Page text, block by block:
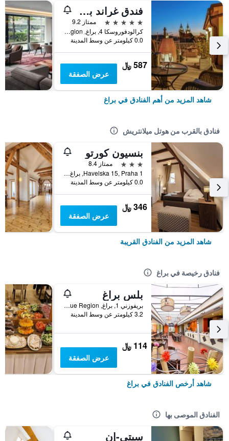
فندق غراند بوهيميا
5 نجوم
ممتاز 9.2
كرالودفوروسكا 4, براغ, Prague Region, جمهورية التشيك
0.0 كيلومتر عن وسط المدينة
587 ﷼
عرض الصفقة
شاهد المزيد من أهم الفنادق في براغ
فنادق بالقرب من هوتل ميلانتريش
بنسيون كورتو
3 نجوم
ممتاز 8.4
Havelska 15, Praha 1, براغ, Prague Region, جمهورية التشيك
0.0 كيلومتر عن وسط المدينة
346 ﷼
عرض الصفقة
شاهد المزيد من الفنادق القريبة
فنادق رخيصة في براغ
بلس براغ
بريفوزني 1, براغ, Prague Region, جمهورية التشيك
3.2 كيلومتر عن وسط المدينة
114 ﷼
عرض الصفقة
شاهد أرخص الفنادق في براغ
الفنادق الموصى بها
سيتي-إن